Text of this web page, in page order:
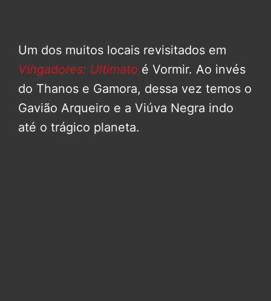
Um dos muitos locais revisitados em
Vingadores: Ultimato é Vormir. Ao invés
do Thanos e Gamora, dessa vez temos o
Gavião Arqueiro e a Viúva Negra indo
até o trágico planeta.